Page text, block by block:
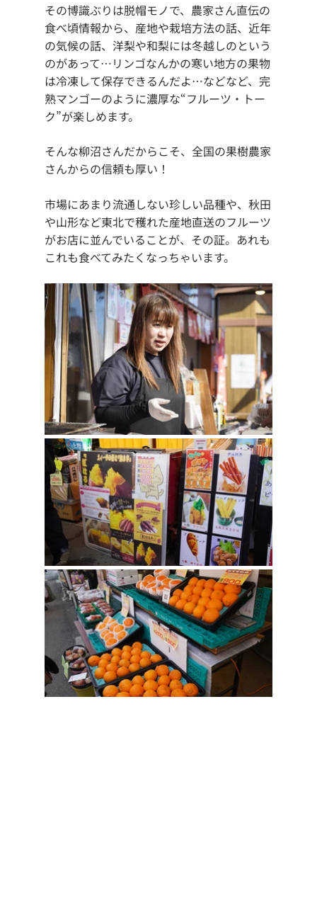
その博識ぶりは脱帽モノで、農家さん直伝の
食べ頃情報から、産地や栽培方法の話、近年
の気候の話、洋梨や和梨には冬越しのという
のがあって…リンゴなんかの寒い地方の果物
は冷凍して保存できるんだよ…などなど、完
熟マンゴーのように濃厚な“フルーツ・トー
ク”が楽しめます。
そんな柳沼さんだからこそ、全国の果樹農家
さんからの信頼も厚い！
市場にあまり流通しない珍しい品種や、秋田
や山形など東北で穫れた産地直送のフルーツ
がお店に並んでいることが、その証。あれも
これも食べてみたくなっちゃいます。